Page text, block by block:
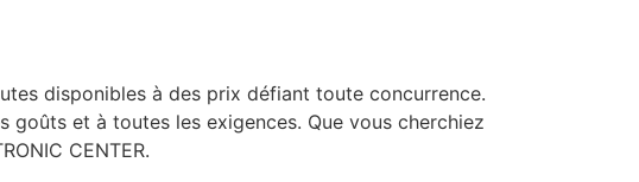
disponibles à des prix défiant toute concurrence.
et à toutes les exigences. Que vous cherchiez
CENTER.